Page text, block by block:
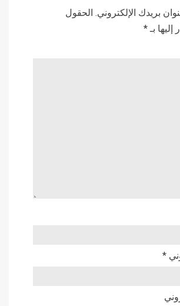
بريدك الإلكتروني. الحقول
إليها بـ*
*